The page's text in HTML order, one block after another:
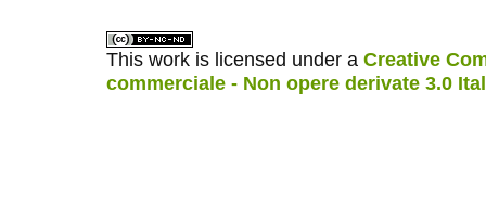
This work is licensed under a Creative
commerciale - Non opere derivate 3.0